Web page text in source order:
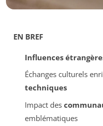
EN BREF
Influences
Échanges culturels
techniques
Impact des
emblématiques